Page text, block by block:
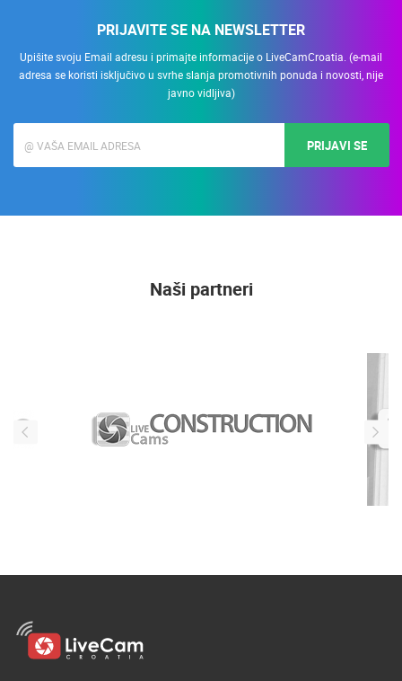
PRIJAVITE SE NA NEWSLETTER
Upišite svoju Email adresu i primajte informacije o LiveCamCroatia. (e-mail
adresa se koristi isključivo u svrhe slanja promotivnih ponuda i novosti, nije
javno vidljiva)
PRIJAVI SE
Naši partneri